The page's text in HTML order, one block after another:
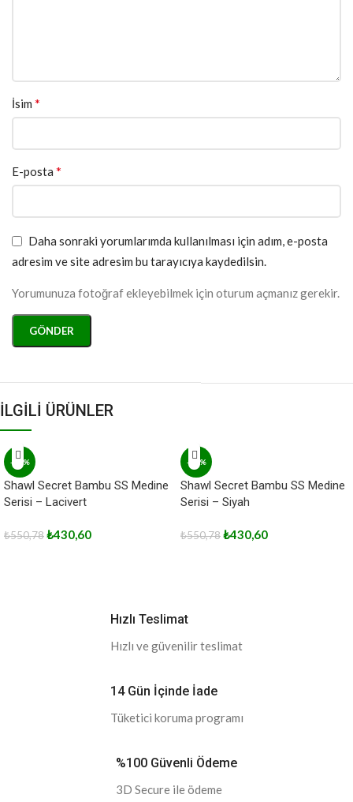
İsim *
E-posta *
Daha sonraki yorumlarımda kullanılması için adım, e-posta
adresim ve site adresim bu tarayıcıya kaydedilsin.
Yorumunuza fotoğraf ekleyebilmek için oturum açmanız gerekir.
İLGİLİ ÜRÜNLER
-22%
Shawl Secret Bambu SS Medine
Serisi – Lacivert
₺550,78₺430,60
-22%
Shawl Secret Bambu SS Medine
Serisi – Siyah
₺550,78₺430,60
Hızlı Teslimat
Hızlı ve güvenilir teslimat
14 Gün İçinde İade
Tüketici koruma programı
%100 Güvenli Ödeme
3D Secure ile ödeme